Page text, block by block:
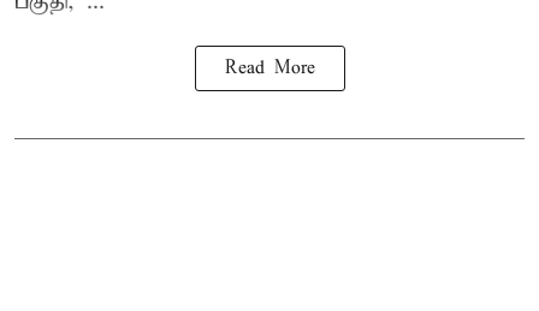
Read More